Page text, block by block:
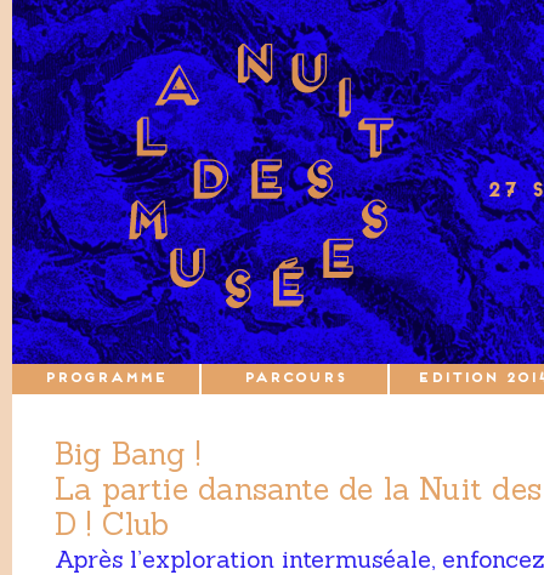
27
PROGRAMME PARCOURS EDITION
Big Bang !
La partie dansante de la Nuit
D ! Club
Après l’exploration intermuséale,